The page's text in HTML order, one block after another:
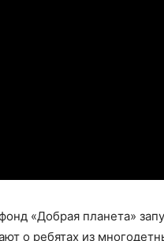
«Добрая планета»
о ребятах из